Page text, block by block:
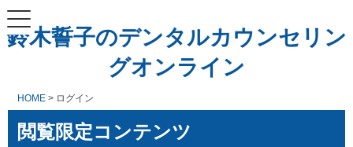
鈴木誓子のデンタルカウンセリン
グオンライン
HOME > ログイン
閲覧限定コンテンツ